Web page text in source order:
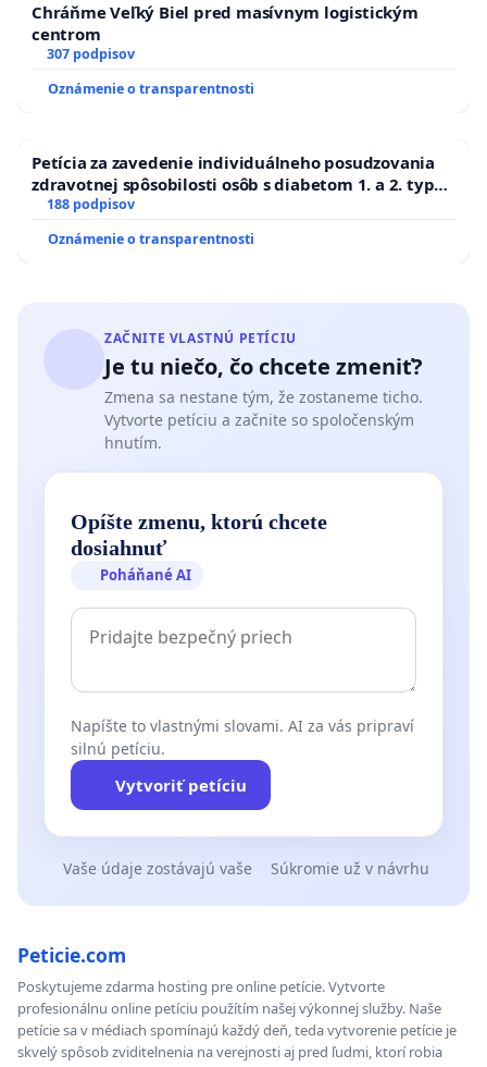
Chráňme Veľký Biel pred masívnym logistickým
centrom
307 podpisov
Oznámenie o transparentnosti
Petícia za zavedenie individuálneho posudzovania
zdravotnej spôsobilosti osôb s diabetom 1. a 2. typu
pri prijímaní do Policajného zboru SR
188 podpisov
Oznámenie o transparentnosti
ZAČNITE VLASTNÚ PETÍCIU
Je tu niečo, čo chcete zmeniť?
Zmena sa nestane tým, že zostaneme ticho.
Vytvorte petíciu a začnite so spoločenským
hnutím.
Opíšte zmenu, ktorú chcete
dosiahnuť
Poháňané AI
Napíšte to vlastnými slovami. AI za vás pripraví
silnú petíciu.
Vytvoriť petíciu
Vaše údaje zostávajú vaše Súkromie už v návrhu
Peticie.com
Poskytujeme zdarma hosting pre online petície. Vytvorte
profesionálnu online petíciu použítím našej výkonnej služby. Naše
petície sa v médiach spomínajú každý deň, teda vytvorenie petície je
skvelý spôsob zviditelnenia na verejnosti aj pred ľudmi, ktorí robia